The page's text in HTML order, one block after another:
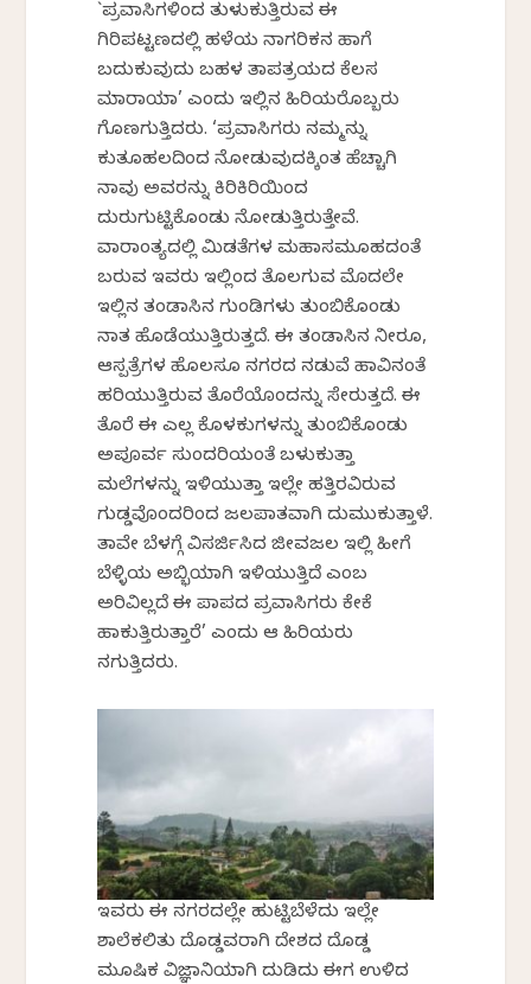
`ಪ್ರವಾಸಿಗಳಿಂದ ತುಳುಕುತ್ತಿರುವ ಈ
ಗಿರಿಪಟ್ಟಣದಲ್ಲಿ ಹಳೆಯ ನಾಗರಿಕನ ಹಾಗೆ
ಬದುಕುವುದು ಬಹಳ ತಾಪತ್ರಯದ ಕೆಲಸ
ಮಾರಾಯಾ’ ಎಂದು ಇಲ್ಲಿನ ಹಿರಿಯರೊಬ್ಬರು
ಗೊಣಗುತ್ತಿದ್ದರು. ‘ಪ್ರವಾಸಿಗರು ನಮ್ಮನ್ನು
ಕುತೂಹಲದಿಂದ ನೋಡುವುದಕ್ಕಿಂತ ಹೆಚ್ಚಾಗಿ
ನಾವು ಅವರನ್ನು ಕಿರಿಕಿರಿಯಿಂದ
ದುರುಗುಟ್ಟಿಕೊಂಡು ನೋಡುತ್ತಿರುತ್ತೇವೆ.
ವಾರಾಂತ್ಯದಲ್ಲಿ ಮಿಡತೆಗಳ ಮಹಾಸಮೂಹದಂತೆ
ಬರುವ ಇವರು ಇಲ್ಲಿಂದ ತೊಲಗುವ ಮೊದಲೇ
ಇಲ್ಲಿನ ತಂಡಾಸಿನ ಗುಂಡಿಗಳು ತುಂಬಿಕೊಂಡು
ನಾತ ಹೊಡೆಯುತ್ತಿರುತ್ತದೆ. ಈ ತಂಡಾಸಿನ ನೀರೂ,
ಆಸ್ಪತ್ರೆಗಳ ಹೊಲಸೂ ನಗರದ ನಡುವೆ ಹಾವಿನಂತೆ
ಹರಿಯುತ್ತಿರುವ ತೊರೆಯೊಂದನ್ನು ಸೇರುತ್ತದೆ. ಈ
ತೊರೆ ಈ ಎಲ್ಲ ಕೊಳಕುಗಳನ್ನು ತುಂಬಿಕೊಂಡು
ಅಪೂರ್ವ ಸುಂದರಿಯಂತೆ ಬಳುಕುತ್ತಾ
ಮಲೆಗಳನ್ನು ಇಳಿಯುತ್ತಾ ಇಲ್ಲೇ ಹತ್ತಿರವಿರುವ
ಗುಡ್ಡವೊಂದರಿಂದ ಜಲಪಾತವಾಗಿ ದುಮುಕುತ್ತಾಳೆ.
ತಾವೇ ಬೆಳಗ್ಗೆ ವಿಸರ್ಜಿಸಿದ ಜೀವಜಲ ಇಲ್ಲಿ ಹೀಗೆ
ಬೆಳ್ಳಿಯ ಅಬ್ಭಿಯಾಗಿ ಇಳಿಯುತ್ತಿದೆ ಎಂಬ
ಅರಿವಿಲ್ಲದೆ ಈ ಪಾಪದ ಪ್ರವಾಸಿಗರು ಕೇಕೆ
ಹಾಕುತ್ತಿರುತ್ತಾರೆ’ ಎಂದು ಆ ಹಿರಿಯರು
ನಗುತ್ತಿದ್ದರು.
ಇವರು ಈ ನಗರದಲ್ಲೇ ಹುಟ್ಟಿಬೆಳೆದು ಇಲ್ಲೇ
ಶಾಲೆಕಲಿತು ದೊಡ್ಡವರಾಗಿ ದೇಶದ ದೊಡ್ಡ
ಮೂಷಿಕ ವಿಜ್ಞಾನಿಯಾಗಿ ದುಡಿದು ಈಗ ಉಳಿದ